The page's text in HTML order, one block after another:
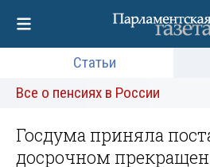
Статьи
Все о пенсиях в России
Госдума приняла
досрочном